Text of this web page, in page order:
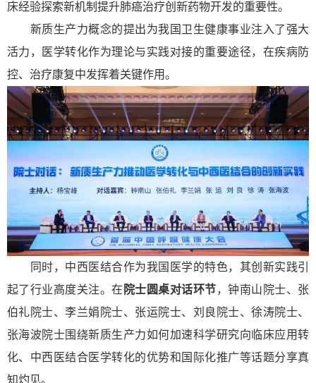
床经验探索新机制提升肺癌治疗创新药物开发的重要性。
新质生产力概念的提出为我国卫生健康事业注入了强大
活力，医学转化作为理论与实践对接的重要途径，在疾病防
控、治疗康复中发挥着关键作用。
同时，中西医结合作为我国医学的特色，其创新实践引
起了行业高度关注。在 院士圆桌对话环节，钟南山院士、张
伯礼院士、李兰娟院士、张运院士、刘良院士、徐涛院士、
张海波院士围绕新质生产力如何加速科学研究向临床应用转
化、中西医结合医学转化的优势和国际化推广等话题分享真
知灼见。